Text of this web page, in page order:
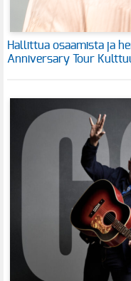
Hallittua osaamista ja
Anniversary Tour